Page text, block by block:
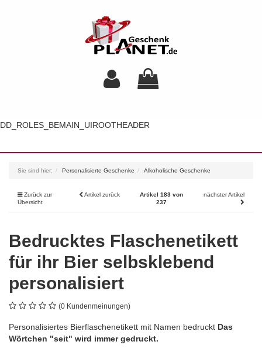
DD_ROLES_BEMAIN_UIROOTHEADER
Sie sind hier: Personalisierte Geschenke Alkoholische Geschenke
Zurück zur
Übersicht
Artikel zurück
Artikel 183 von
237
nächster Artikel
Bedrucktes Flaschenetikett
für ihr Bier selbsklebend
personalisiert
(0 Kundenmeinungen)
Personalisiertes Bierflaschenetikett mit Namen bedruckt Das
Wörtchen "seit" wird immer gedruckt.